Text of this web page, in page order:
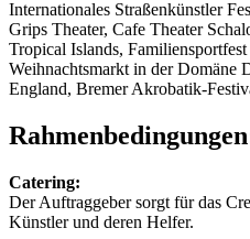
Internationales Straßenkünstler
Grips Theater, Cafe Theater
Tropical Islands,
Weihnachtsmarkt in der Domäne
England, Bremer Akrobatik-
Catering:
Der Auftraggeber sorgt für das
Künstler und deren Helfer.